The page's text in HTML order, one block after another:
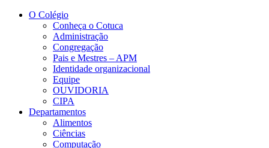
Conteúdo principal
O Colégio
Conheça o Cotuca
Administração
Congregação
Pais e Mestres – APM
Identidade organizacional
Equipe
OUVIDORIA
CIPA
Departamentos
Alimentos
Ciências
Computação